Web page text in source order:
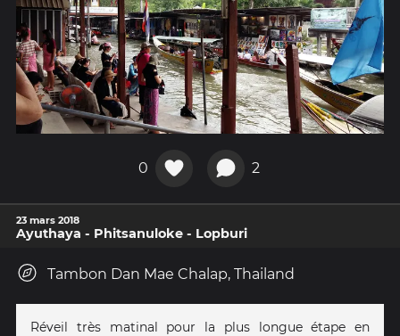
0 2
23 mars 2018
Ayuthaya - Phitsanuloke - Lopburi
Tambon Dan Mae Chalap, Thailand
Réveil très matinal pour la plus longue étape en